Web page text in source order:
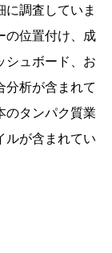
調査していま
の位置付け、成
シュボード、お
分析が含まれて
のタンパク質業
ルが含まれてい